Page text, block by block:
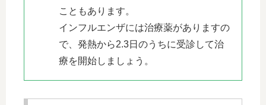
こともあります。
インフルエンザには治療薬がありますの
で、発熱から2.3日のうちに受診して治
療を開始しましょう。